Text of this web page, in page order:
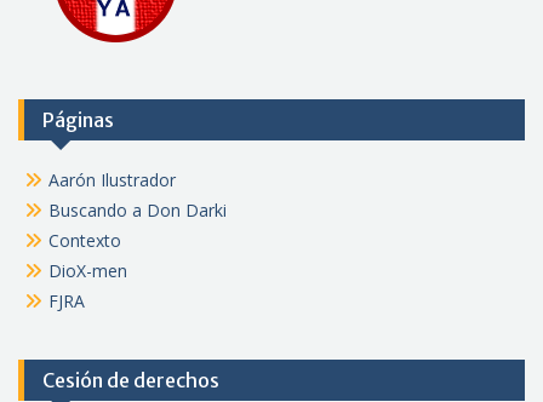
Páginas
Aarón Ilustrador
Buscando a Don Darki
Contexto
DioX-men
FJRA
Cesión de derechos